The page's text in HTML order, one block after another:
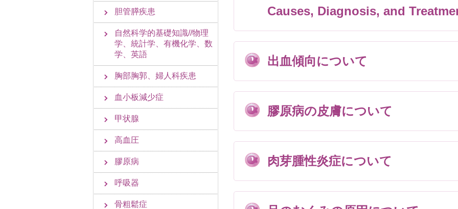
Causes, Diagnosis, and
出血傾向について
膠原病の皮膚について
肉芽腫性炎症について
胆管膵疾患
自然科学的基礎知識//物理
学、統計学、有機化学、数
学、英語
胸部胸郭、婦人科疾患
血小板減少症
甲状腺
高血圧
膠原病
呼吸器
骨粗鬆症